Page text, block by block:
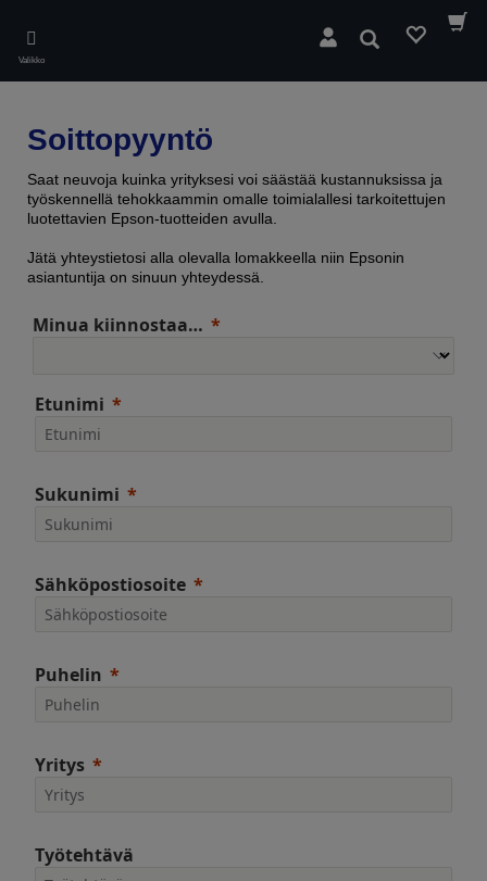
main
content
Valikko
Hae
Soittopyyntö
Saat neuvoja kuinka yrityksesi voi säästää kustannuksissa ja
työskennellä tehokkaammin omalle toimialallesi tarkoitettujen
luotettavien Epson-tuotteiden avulla.
Jätä yhteystietosi alla olevalla lomakkeella niin Epsonin
asiantuntija on sinuun yhteydessä.
Minua kiinnostaa…
Etunimi
Sukunimi
Sähköpostiosoite
Puhelin
Yritys
Työtehtävä